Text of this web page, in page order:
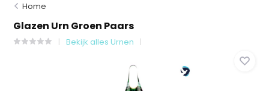
Home
Glazen Urn Groen Paars
Bekijk alles Urnen